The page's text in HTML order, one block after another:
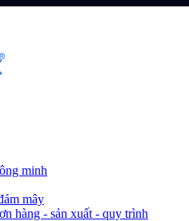
minh
mây
hàng - sản xuất - quy trình